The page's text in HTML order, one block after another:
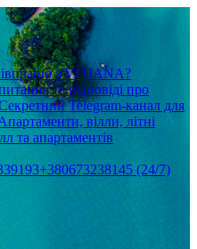
з VITIANA?
та відповіді про
Telegram-канал для
вілли, літні
та апартаментів
+380673238145 (24/7)